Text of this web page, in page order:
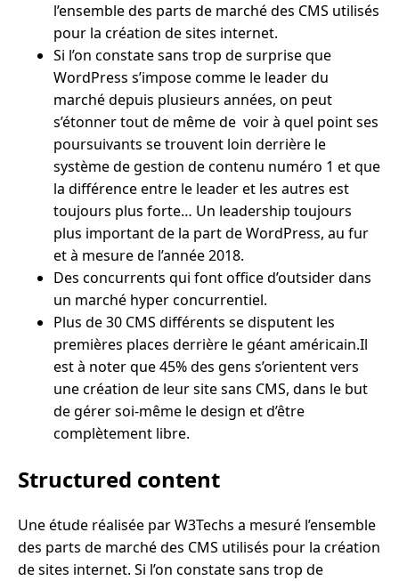
l’ensemble des parts de marché des CMS utilisés
pour la création de sites internet.
Si l’on constate sans trop de surprise que
WordPress s’impose comme le leader du
marché depuis plusieurs années, on peut
s’étonner tout de même de voir à quel point ses
poursuivants se trouvent loin derrière le
système de gestion de contenu numéro 1 et que
la différence entre le leader et les autres est
toujours plus forte… Un leadership toujours
plus important de la part de WordPress, au fur
et à mesure de l’année 2018.
Des concurrents qui font office d’outsider dans
un marché hyper concurrentiel.
Plus de 30 CMS différents se disputent les
premières places derrière le géant américain.Il
est à noter que 45% des gens s’orientent vers
une création de leur site sans CMS, dans le but
de gérer soi-même le design et d’être
complètement libre.
Structured content
Une étude réalisée par W3Techs a mesuré l’ensemble
des parts de marché des CMS utilisés pour la création
de sites internet. Si l’on constate sans trop de